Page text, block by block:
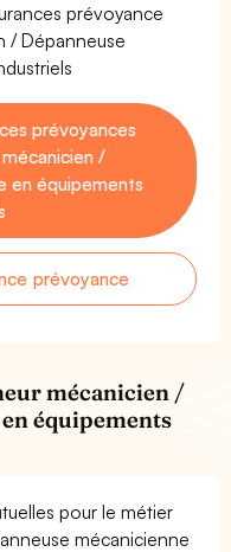
prévoyance
/ Dépanneuse
prévoyances
/
en équipements
prévoyance
mécanicien /
équipements
pour le métier
mécanicienne